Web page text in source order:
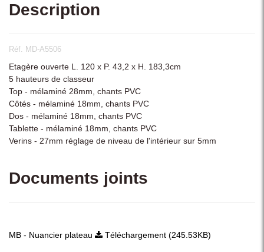
Description
Réf. MD-A5506
Etagère ouverte L. 120 x P. 43,2 x H. 183,3cm
5 hauteurs de classeur
Top - mélaminé 28mm, chants PVC
Côtés - mélaminé 18mm, chants PVC
Dos - mélaminé 18mm, chants PVC
Tablette - mélaminé 18mm, chants PVC
Verins - 27mm réglage de niveau de l'intérieur sur 5mm
Documents joints
MB - Nuancier plateau Téléchargement (245.53KB)